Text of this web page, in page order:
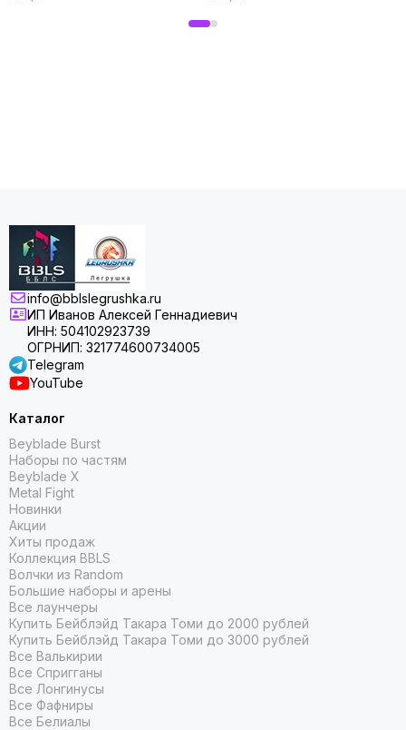
info@bblslegrushka.ru
ИП Иванов Алексей Геннадиевич
ИНН: 504102923739
ОГРНИП: 321774600734005
Telegram
YouTube
Каталог
Beyblade Burst
Наборы по частям
Beyblade X
Metal Fight
Новинки
Акции
Хиты продаж
Коллекция BBLS
Волчки из Random
Большие наборы и арены
Все лаунчеры
Купить Бейблэйд Такара Томи до 2000 рублей
Купить Бейблэйд Такара Томи до 3000 рублей
Все Валькирии
Все Спригганы
Все Лонгинусы
Все Фафниры
Все Белиалы